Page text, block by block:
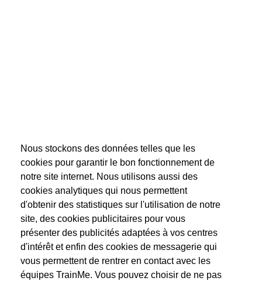
Nous stockons des données telles que les
cookies pour garantir le bon fonctionnement de
notre site internet. Nous utilisons aussi des
cookies analytiques qui nous permettent
d'obtenir des statistiques sur l'utilisation de notre
site, des cookies publicitaires pour vous
présenter des publicités adaptées à vos centres
d'intérêt et enfin des cookies de messagerie qui
vous permettent de rentrer en contact avec les
équipes TrainMe. Vous pouvez choisir de ne pas